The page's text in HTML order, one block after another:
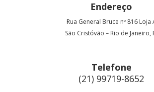
Endereço
Rua General Bruce nº 816 Loja
São Cristóvão – Rio de Janeiro,
Telefone
(21) 99719-8652